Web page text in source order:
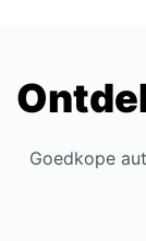
Goedkope